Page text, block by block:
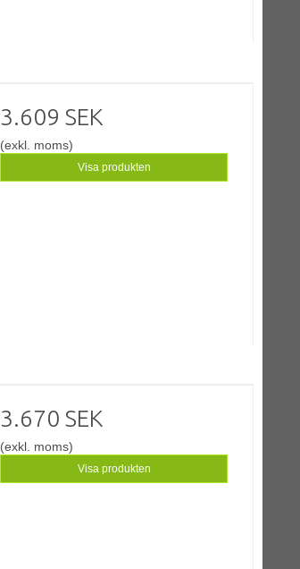
3.609 SEK
(exkl. moms)
Visa produkten
3.670 SEK
(exkl. moms)
Visa produkten